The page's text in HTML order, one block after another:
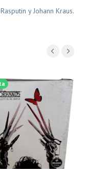
y Johann Kraus.